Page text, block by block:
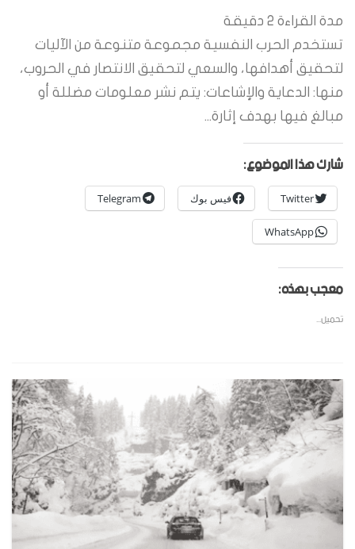
مدة القراءة 2 دقيقة
تستخدم الحرب النفسية مجموعة متنوعة من الآليات
لتحقيق أهدافها، والسعي لتحقيق الانتصار في الحروب،
منها: الدعاية والإشاعات: يتم نشر معلومات مضللة أو
مبالغ فيها بهدف إثارة...
شارك هذا الموضوع:
Twitter فيس بوك Telegram
WhatsApp
معجب بهذه:
تحميل...